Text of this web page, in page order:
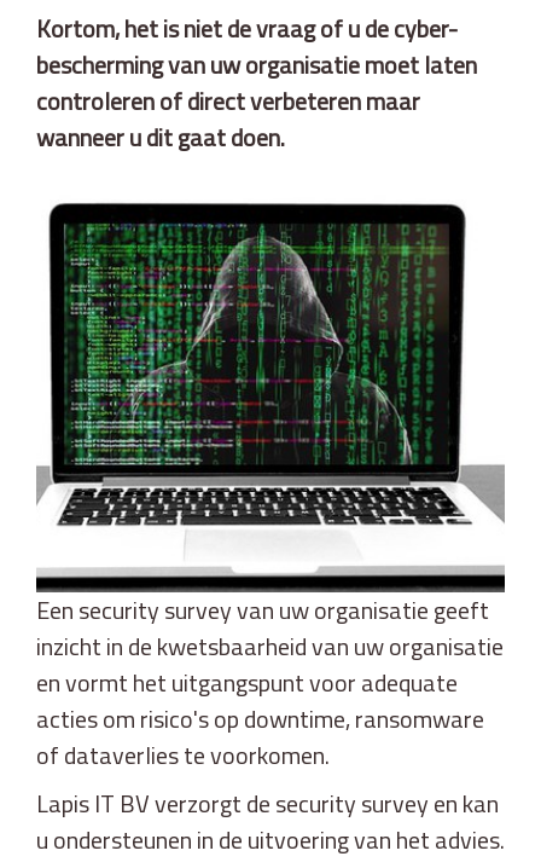
Kortom, het is niet de vraag of u de cyber-
bescherming van uw organisatie moet laten
controleren of direct verbeteren maar
wanneer u dit gaat doen.
Een security survey van uw organisatie geeft
inzicht in de kwetsbaarheid van uw organisatie
en vormt het uitgangspunt voor adequate
acties om risico's op downtime, ransomware
of dataverlies te voorkomen.
Lapis IT BV verzorgt de security survey en kan
u ondersteunen in de uitvoering van het advies.